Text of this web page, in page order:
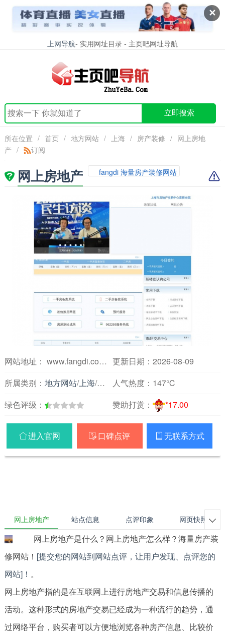
✕
上网导航- 实用网址目录 - 主页吧网址导航
立即搜索
所在位置 / 首页 / 地方网站 / 上海 / 房产装修 / 网上房地
产 / 订阅
网上房地产 fangdi 海量房产装修网站
网站地址： www.fangdi.com.cn 更新日期：2026-08-09
所属类别： 地方网站/上海/房产装修人气热度： 147℃
绿色评级：
赞助打赏： *17.00
进入官网  口碑点评  无联系方式
网上房地产 站点信息 点评印象 网页快照 
网上房地产是什么？网上房地产怎么样？海量房产装
修网站！ [提交您的网站到网站点评，让用户发现、点评您的
网站]！ 。
网上房地产指的是在互联网上进行房地产交易和信息传播的
活动。这种形式的房地产交易已经成为一种流行的趋势，通
过网络平台，购买者可以方便地浏览各种房产信息、比较价